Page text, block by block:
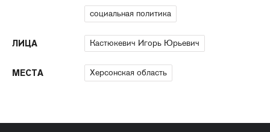
социальная политика
ЛИЦА Кастюкевич Игорь Юрьевич
МЕСТА Херсонская область